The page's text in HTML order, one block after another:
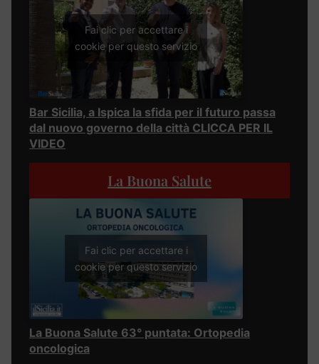
Fai clic per accettare i
cookie per questo servizio
Bar Sicilia, a Ispica la sfida per il futuro passa
dal nuovo governo della città CLICCA PER IL
VIDEO
La Buona Salute
Fai clic per accettare i
cookie per questo servizio
La Buona Salute 63° puntata: Ortopedia
oncologica